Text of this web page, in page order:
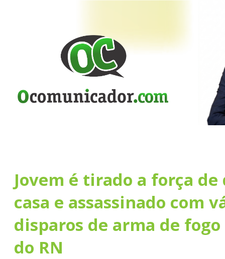
Jovem é tirado a força
casa e assassinado com
disparos de arma de
do RN